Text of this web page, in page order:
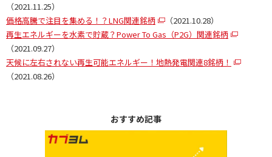
（2021.11.25）
価格高騰で注目を集める！？LNG関連銘柄
（2021.10.28）
再生エネルギーを水素で貯蔵？Power To Gas（P2G）関連銘柄
（2021.09.27）
天候に左右されない再生可能エネルギー！地熱発電関連8銘柄！
（2021.08.26）
おすすめ記事